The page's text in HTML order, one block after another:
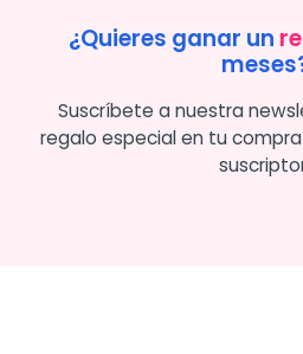
¿Quieres ganar un
Suscríbete a nuestra
regalo especial en tu